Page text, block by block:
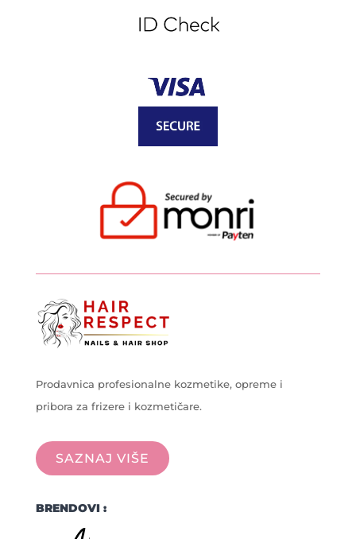
Prodavnica profesionalne kozmetike, opreme i
pribora za frizere i kozmetičare.
SAZNAJ VIŠE
BRENDOVI :